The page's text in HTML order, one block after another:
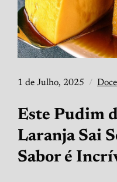
1 de Julho, 2025
Este Pudim
Laranja Sai
Sabor é